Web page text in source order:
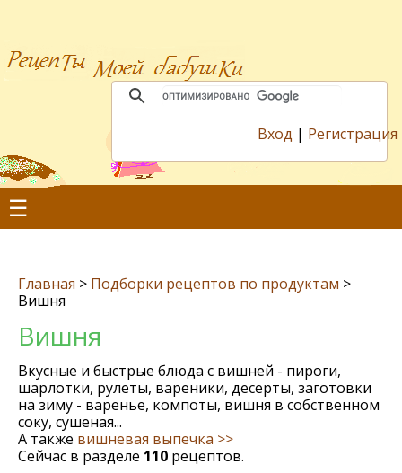
Вход | Регистрация
☰
Главная > Подборки рецептов по продуктам >
Вишня
Вишня
Вкусные и быстрые блюда с вишней - пироги,
шарлотки, рулеты, вареники, десерты, заготовки
на зиму - варенье, компоты, вишня в собственном
соку, сушеная...
А также вишневая выпечка >>
Сейчас в разделе 110 рецептов.